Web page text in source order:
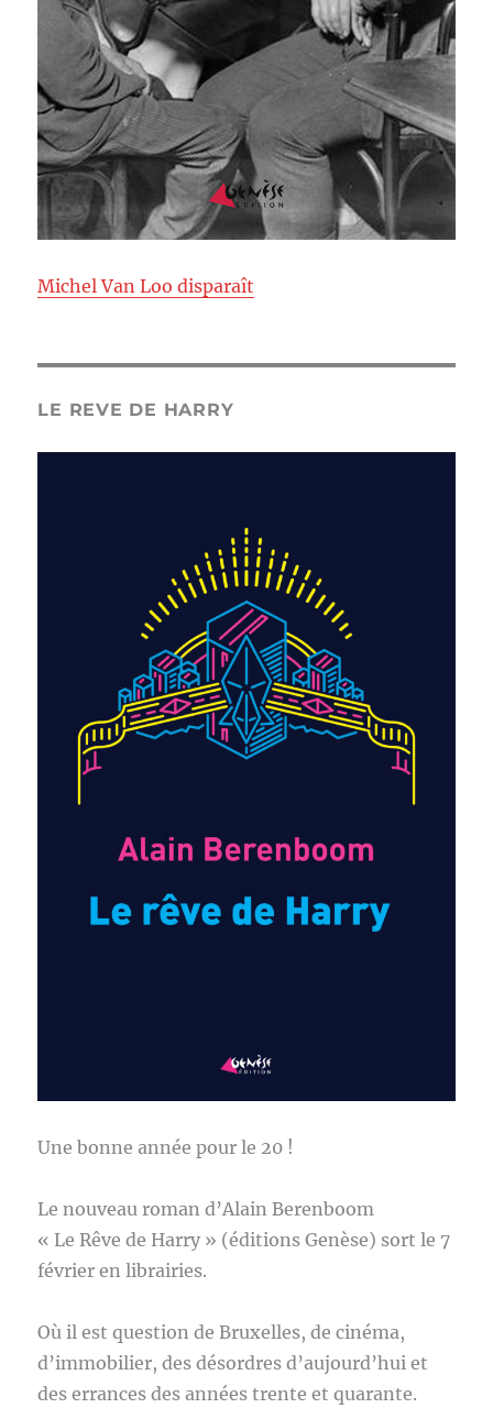
Michel Van Loo disparaît
LE REVE DE HARRY
Une bonne année pour le 20 !
Le nouveau roman d’Alain Berenboom
« Le Rêve de Harry » (éditions Genèse) sort le 7
février en librairies.
Où il est question de Bruxelles, de cinéma,
d’immobilier, des désordres d’aujourd’hui et
des errances des années trente et quarante.